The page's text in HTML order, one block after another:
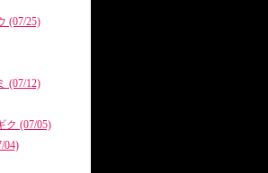
(07/25)
(07/12)
ク (07/05)
04)